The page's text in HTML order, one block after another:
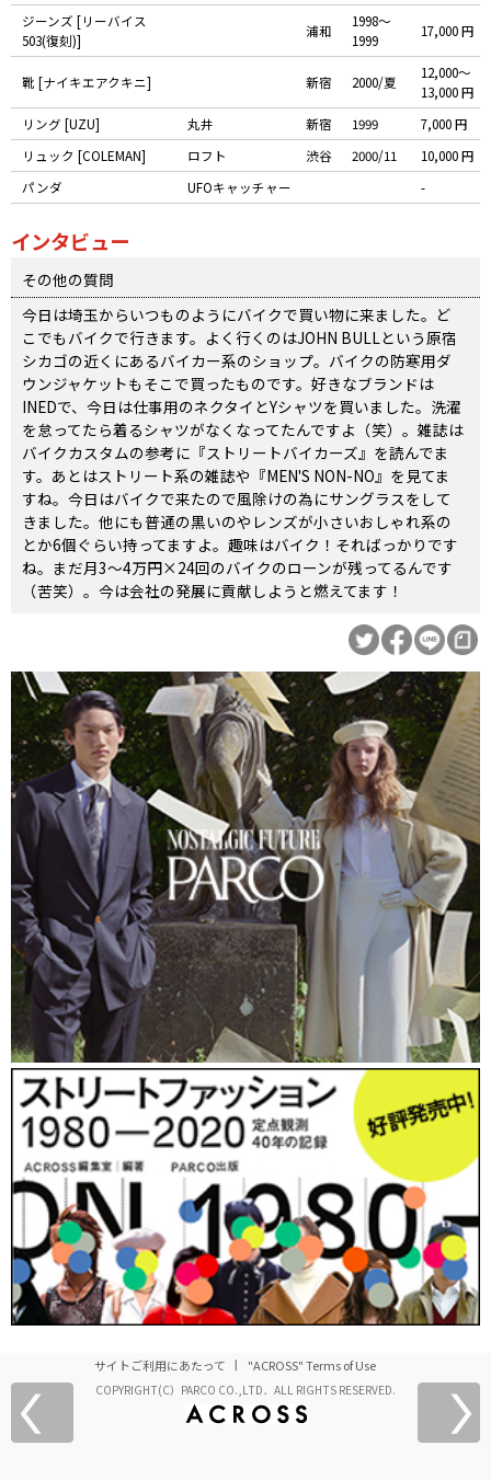
ジーンズ [リーバイス
503(復刻)]
浦和
1998〜
1999
17,000 円
靴 [ナイキエアクキニ] 新宿 2000/夏
12,000〜
13,000 円
リング [UZU]
丸井 新宿 1999
7,000 円
リュック [COLEMAN]
ロフト 渋谷 2000/11
10,000 円
パンダ
UFOキャッチャー -
インタビュー
その他の質問
今日は埼玉からいつものようにバイクで買い物に来ました。ど
こでもバイクで行きます。よく行くのはJOHN BULLという原宿
シカゴの近くにあるバイカー系のショップ。バイクの防寒用ダ
ウンジャケットもそこで買ったものです。好きなブランドは
INEDで、今日は仕事用のネクタイとYシャツを買いました。洗濯
を怠ってたら着るシャツがなくなってたんですよ（笑）。雑誌は
バイクカスタムの参考に『ストリートバイカーズ』を読んでま
す。あとはストリート系の雑誌や『MEN'S NON-NO』を見てま
すね。今日はバイクで来たので風除けの為にサングラスをして
きました。他にも普通の黒いのやレンズが小さいおしゃれ系の
とか6個ぐらい持ってますよ。趣味はバイク！そればっかりです
ね。まだ月3〜4万円×24回のバイクのローンが残ってるんです
（苦笑）。今は会社の発展に貢献しようと燃えてます！
サイトご利用にあたって "ACROSS" Terms of Use
COPYRIGHT(C）PARCO CO.,LTD．ALL RIGHTS RESERVED.